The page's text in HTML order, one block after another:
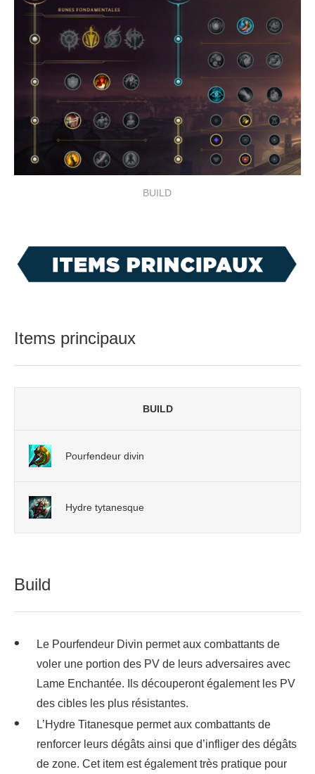
BUILD
Items principaux
BUILD
Pourfendeur divin
Hydre tytanesque
Build
Le Pourfendeur Divin permet aux combattants de
voler une portion des PV de leurs adversaires avec
Lame Enchantée. Ils découperont également les PV
des cibles les plus résistantes.
L’Hydre Titanesque permet aux combattants de
renforcer leurs dégâts ainsi que d’infliger des dégâts
de zone. Cet item est également très pratique pour